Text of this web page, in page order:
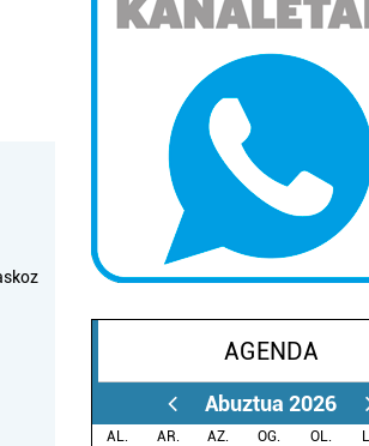
AGENDA
Abuztua 2026
AL. AR. AZ. OG. OL.